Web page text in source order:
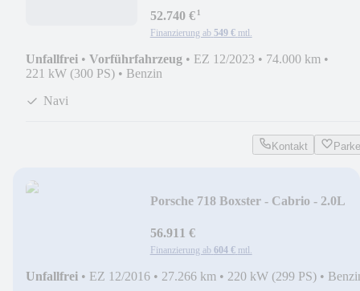
52.740 €¹
Finanzierung ab 549 € mtl.
Unfallfrei • Vorführfahrzeug • EZ 12/2023 • 74.000 km •
221 kW (300 PS) • Benzin
Navi
Kontakt
Porsche 718 Boxster - Cabrio - 2.0L
56.911 €
Finanzierung ab 604 € mtl.
Unfallfrei • EZ 12/2016 • 27.266 km • 220 kW (299 PS) •